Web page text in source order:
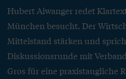
Hubert Aiwanger redet
München besucht. Der
Mittelstand stärken und
Diskussionsrunde mit
Gros für eine praxistaugliche